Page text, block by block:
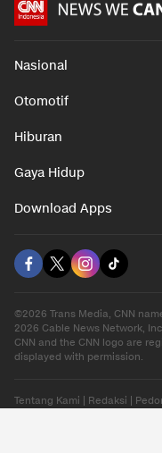
Nasional
Otomotif
Hiburan
Gaya Hidup
Download Apps
©2026 Trans Media, CNN
2026 Cable News Network,
CNN and the CNN logo are
displayed with permission.
Tentang Kami Redaksi